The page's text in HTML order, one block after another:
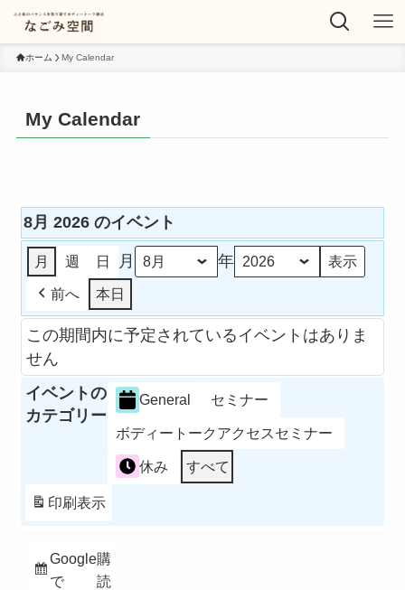
ホーム My Calendar
My Calendar
8月 2026 のイベント
月 週 日 月 年
前へ 本日
この期間内に予定されているイベントはありま
せん
イベントの
カテゴリー
General セミナー
ボディートークアクセスセミナー
休み すべて
Google
で
購
読
印刷表示